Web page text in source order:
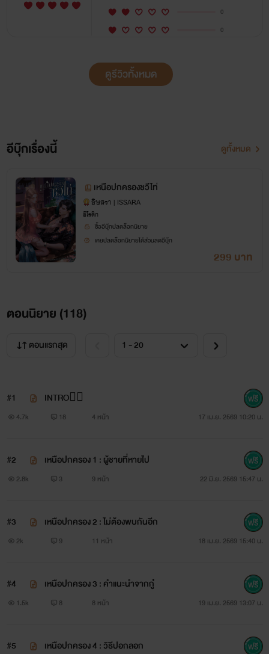
0
0
ดูรีวิวทั้งหมด
อีบุ๊กเรื่องนี้ ดูทั้งหมด
เหนือปกครองชวีไท่
อิษสรา | ISSARA
อีโรติก
ซื้ออีบุ๊กปลดล็อกนิยาย
เคยปลดล็อกนิยายได้ส่วนลดอีบุ๊ก
299 บาท
ตอนนิยาย (118)
ตอนแรกสุด
#1 INTRO❤️‍🔥
4.7k 18 4 หน้า 17 เม.ย. 2569 10:20 น.
#2 เหนือปกครอง 1 : ผู้ชายที่หายไป
2.8k 3 9 หน้า 22 มิ.ย. 2569 15:47 น.
#3 เหนือปกครอง 2 : ไม่ต้องพบกันอีก
2k 9 11 หน้า 18 เม.ย. 2569 15:40 น.
#4 เหนือปกครอง 3 : คำแนะนำจากกู๋
1.5k 8 8 หน้า 19 เม.ย. 2569 13:07 น.
#5 เหนือปกครอง 4 : วิธีปอกลอก